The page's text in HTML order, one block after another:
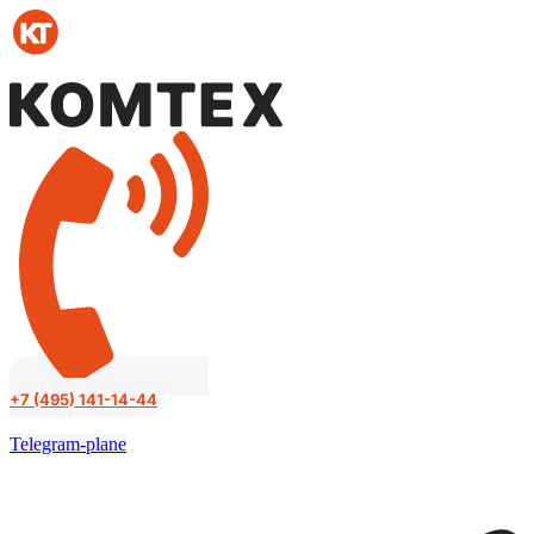
Перейти
к
содержимому
+7 (495) 141-14-44
Telegram-plane